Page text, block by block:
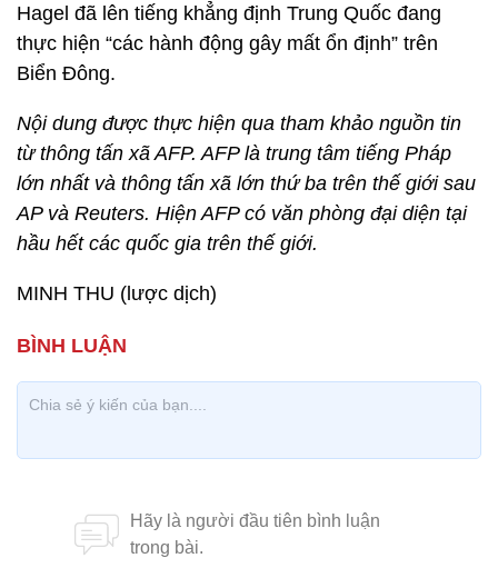
Hagel đã lên tiếng khẳng định Trung Quốc đang
thực hiện “các hành động gây mất ổn định” trên
Biển Đông.
Nội dung được thực hiện qua tham khảo nguồn tin
từ thông tấn xã AFP. AFP là trung tâm tiếng Pháp
lớn nhất và thông tấn xã lớn thứ ba trên thế giới sau
AP và Reuters. Hiện AFP có văn phòng đại diện tại
hầu hết các quốc gia trên thế giới.
MINH THU (lược dịch)